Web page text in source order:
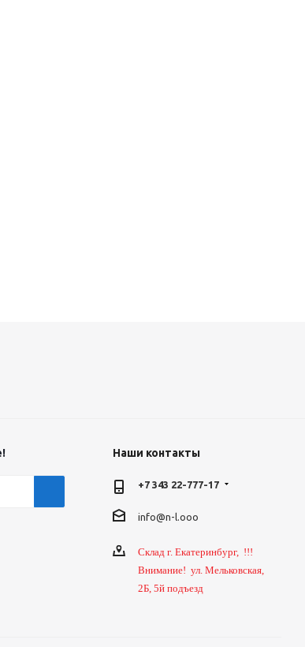
Наши контакты
+7 343 22-777-17
info@n-l.ooo
Склад г. Екатеринбург, !!!